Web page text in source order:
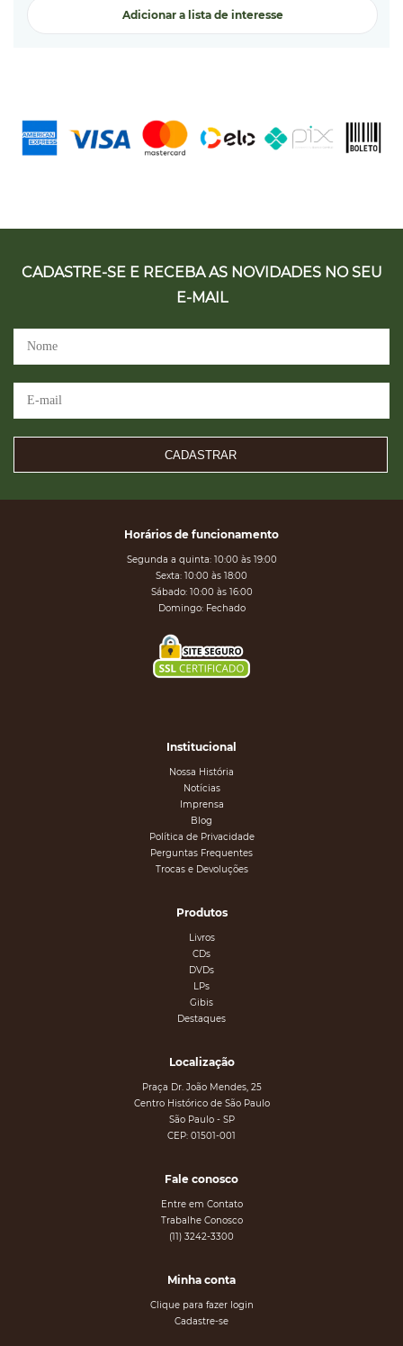
Adicionar a lista de interesse
CADASTRE-SE E RECEBA AS NOVIDADES NO SEU
E-MAIL
CADASTRAR
Horários de funcionamento
Segunda a quinta: 10:00 às 19:00
Sexta: 10:00 às 18:00
Sábado: 10:00 às 16:00
Domingo: Fechado
Institucional
Nossa História
Notícias
Imprensa
Blog
Política de Privacidade
Perguntas Frequentes
Trocas e Devoluções
Produtos
Livros
CDs
DVDs
LPs
Gibis
Destaques
Localização
Praça Dr. João Mendes, 25
Centro Histórico de São Paulo
São Paulo - SP
CEP: 01501-001
Fale conosco
Entre em Contato
Trabalhe Conosco
(11) 3242-3300
Minha conta
Clique para fazer login
Cadastre-se